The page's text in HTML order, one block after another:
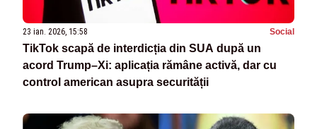
23 ian. 2026, 15:58 Social
TikTok scapă de interdicția din SUA după un
acord Trump–Xi: aplicația rămâne activă, dar cu
control american asupra securității